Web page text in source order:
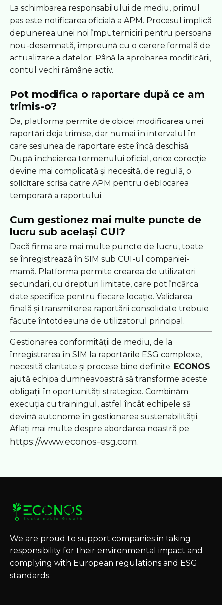
La schimbarea responsabilului de mediu, primul
pas este notificarea oficială a APM. Procesul implică
depunerea unei noi împuterniciri pentru persoana
nou-desemnată, împreună cu o cerere formală de
actualizare a datelor. Până la aprobarea modificării,
contul vechi rămâne activ.
Pot modifica o raportare după ce am
trimis-o?
Da, platforma permite de obicei modificarea unei
raportări deja trimise, dar numai în intervalul în
care sesiunea de raportare este încă deschisă.
După încheierea termenului oficial, orice corecție
devine mai complicată și necesită, de regulă, o
solicitare scrisă către APM pentru deblocarea
temporară a raportului.
Cum gestionez mai multe puncte de
lucru sub același CUI?
Dacă firma are mai multe puncte de lucru, toate
se înregistrează în SIM sub CUI-ul companiei-
mamă. Platforma permite crearea de utilizatori
secundari, cu drepturi limitate, care pot încărca
date specifice pentru fiecare locație. Validarea
finală și transmiterea raportării consolidate trebuie
făcute întotdeauna de utilizatorul principal.
Gestionarea conformității de mediu, de la
înregistrarea în SIM la raportările ESG complexe,
necesită claritate și procese bine definite. ECONOS
ajută echipa dumneavoastră să transforme aceste
obligații în oportunități strategice. Combinăm
execuția cu trainingul, astfel încât echipele să
devină autonome în gestionarea sustenabilității.
Aflați mai multe despre abordarea noastră pe
https://www.econos-esg.com.
We are proud to support companies in taking
responsibility for their environmental impact and
complying with European regulations and ESG
standards.